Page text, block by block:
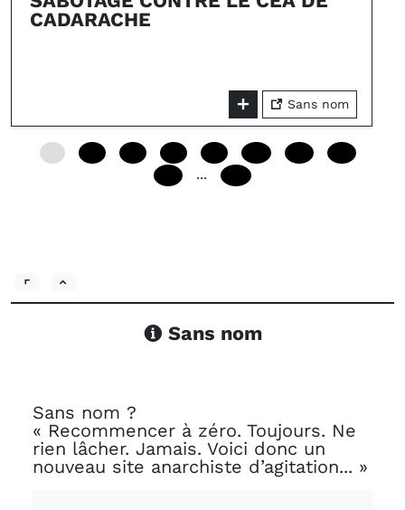
CADARACHE
Sans nom
...
Sans nom
Sans nom ?
« Recommencer à zéro. Toujours. Ne
rien lâcher. Jamais. Voici donc un
nouveau site anarchiste d’agitation... »